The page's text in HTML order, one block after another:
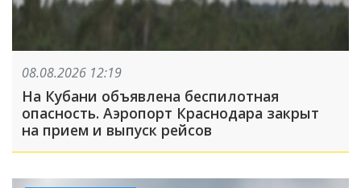
08.08.2026 12:19
На Кубани объявлена беспилотная
опасность. Аэропорт Краснодара закрыт
на прием и выпуск рейсов